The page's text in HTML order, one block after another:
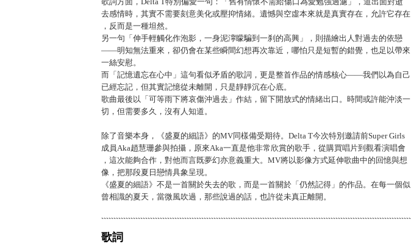
去感情時，其實不需要刻意美化或壓抑情緒。遺憾與空虛本來就是真實存在，允許它存在
，反而是一種坦然。
另一句「伸手輕觸化作泡影，一身泥濘矇騙到一刹的高興」，則描繪出人對過去的依戀
——明知無法重來，卻仍會在某些瞬間幻想再次靠近，哪怕只是短暫的錯覺，也足以帶來
一絲安慰。
而「記憶遺忘在心中」這句看似矛盾的歌詞，更是整首作品的情感核心——我們以為自己
已經忘記，但其實記憶從未離開，只是靜靜沉在心底。
歌曲最後以「可等雨下將哀傷沖過去」作結，留下開放式的情緒出口。時間或許能沖淡一
切，但需要多久，沒有人知道。
除了音樂本身，《盛夏的細語》的MV同樣備受期待。Delta T今次特別邀請前Super Girls
成員Aka趙慧珊參與拍攝，原來Aka一直是他非常欣賞的歌手，從購買唱片到觀看演唱會
，這次能夠合作，對他而言既夢幻亦意義重大。MV將以影像方式延伸歌曲中的回憶與想
像，把那段夏日戀情具象呈現。
《盛夏的細語》不是一首關於失去的歌，而是一首關於「仍然記得」的作品。在每一個似
曾相識的夏天，當微風吹過，那些說過的話，也許從未真正離開。
歌詞